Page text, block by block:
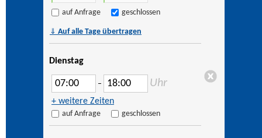
auf Anfrage geschlossen
⇓ Auf alle Tage übertragen
Dienstag
– Uhr
+ weitere Zeiten
auf Anfrage geschlossen